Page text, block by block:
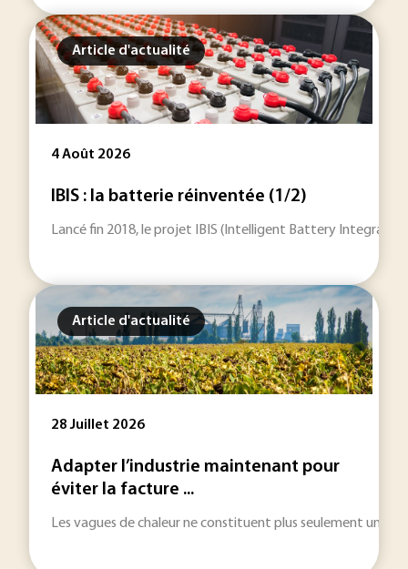
Article d'actualité
4 Août 2026
IBIS : la batterie réinventée (1/2)
Lancé fin 2018, le projet IBIS (Intelligent Battery
Article d'actualité
28 Juillet 2026
Adapter l’industrie maintenant pour
éviter la facture ...
Les vagues de chaleur ne constituent plus seulement une